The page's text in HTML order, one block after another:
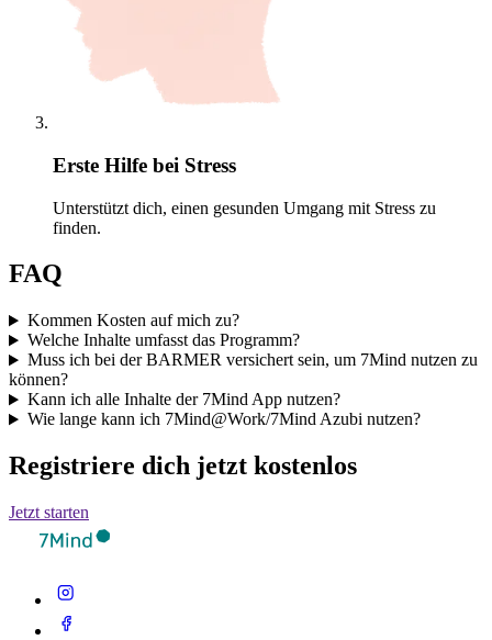
Erste Hilfe bei Stress
Unterstützt dich, einen gesunden Umgang mit Stress zu
finden.
FAQ
Kommen Kosten auf mich zu?
Welche Inhalte umfasst das Programm?
Muss ich bei der BARMER versichert sein, um 7Mind nutzen zu
können?
Kann ich alle Inhalte der 7Mind App nutzen?
Wie lange kann ich 7Mind@Work/7Mind Azubi nutzen?
Registriere dich jetzt kostenlos
Jetzt starten